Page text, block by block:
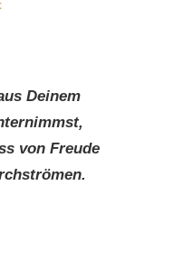
Deinem
von Freude